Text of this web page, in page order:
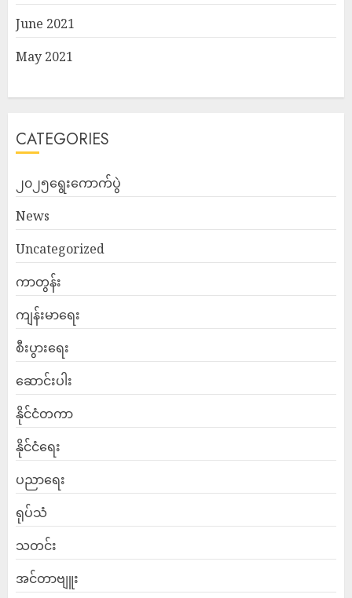
June 2021
May 2021
CATEGORIES
၂၀၂၅ရွေးကောက်ပွဲ
News
Uncategorized
ကာတွန်း
ကျန်းမာရေး
စီးပွားရေး
ဆောင်းပါး
နိုင်ငံတကာ
နိုင်ငံရေး
ပညာရေး
ရုပ်သံ
သတင်း
အင်တာဗျူး